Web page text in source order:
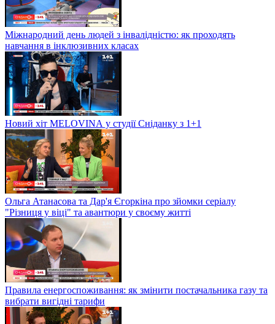
Міжнародний день людей з інвалідністю: як проходять
навчання в інклюзивних класах
Новий хіт MELOVINА у студії Сніданку з 1+1
Ольга Атанасова та Дар'я Єгоркіна про зйомки серіалу
"Різниця у віці" та авантюри у своєму житті
Правила енергоспоживання: як змінити постачальника газу та
вибрати вигідні тарифи